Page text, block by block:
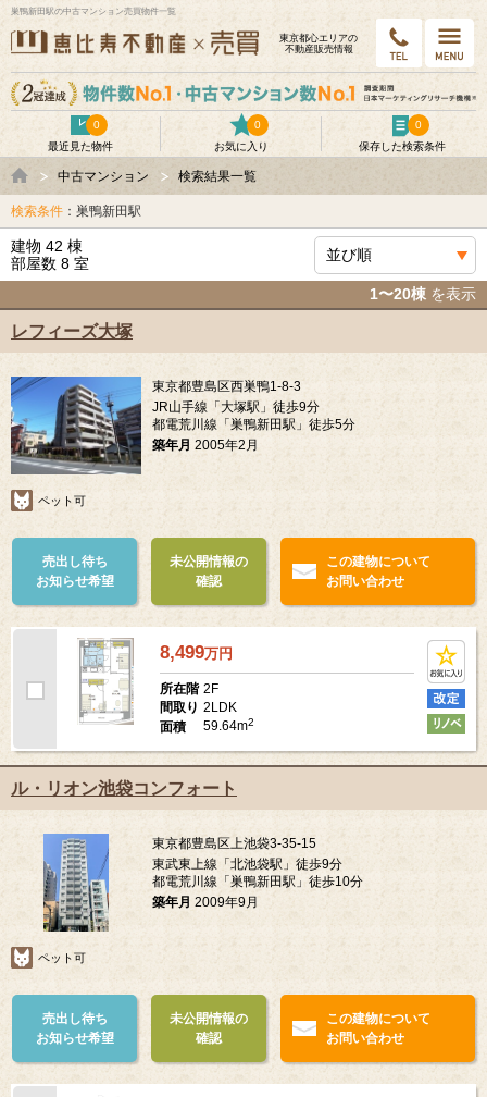
巣鴨新田駅の中古マンション売買物件一覧
東京都⼼エリアの
不動産販売情報
最近見た物件
0
お気に入り
0
保存した検索条件
0
中古マンション 検索結果一覧
検索条件 ：巣鴨新田駅
建物 42 棟
部屋数 8 室
1〜20棟 を表示
レフィーズ大塚
東京都豊島区西巣鴨1-8-3
JR山手線「大塚駅」徒歩9分
都電荒川線「巣鴨新田駅」徒歩5分
築年月 2005年2月
ペット可
売出し待ち
お知らせ希望
未公開情報の
確認
この建物について
お問い合わせ
8,499万円
所在階 2F
間取り 2LDK
面積
59.64m2
ル・リオン池袋コンフォート
東京都豊島区上池袋3-35-15
東武東上線「北池袋駅」徒歩9分
都電荒川線「巣鴨新田駅」徒歩10分
築年月 2009年9月
ペット可
売出し待ち
お知らせ希望
未公開情報の
確認
この建物について
お問い合わせ